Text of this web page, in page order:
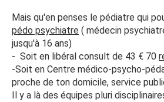
Mais qu'en penses le pédiatre qui
pédo psychiatre ( médecin
jusqu'à 16 ans)
- Soit en libéral consult de 43 € 70
-Soit en Centre médico-psycho-
proche de ton domicile, service
Il y a là des équipes pluri